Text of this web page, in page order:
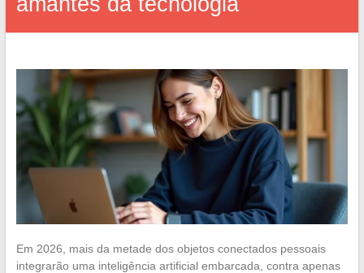
Em 2026, mais da metade dos objetos conectados pessoais
integrarão uma inteligência artificial embarcada, contra apenas